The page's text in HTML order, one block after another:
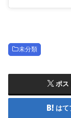
未分類
ポス
はて